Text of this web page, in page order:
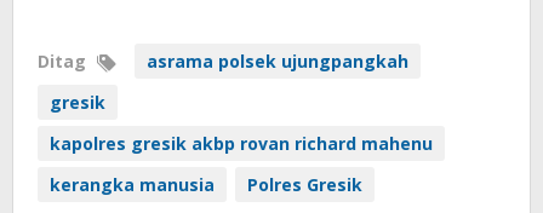
Ditag
asrama polsek ujungpangkah
gresik
kapolres gresik akbp rovan richard mahenu
kerangka manusia
Polres Gresik